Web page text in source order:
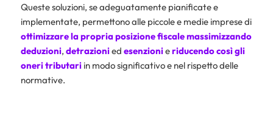
Queste soluzioni, se adeguatamente pianificate e
implementate, permettono alle piccole e medie imprese di
ottimizzare la propria posizione fiscale massimizzando
deduzioni, detrazionied esenzionieriducendo così gli
oneri tributariin modo significativo e nel rispetto delle
normative.